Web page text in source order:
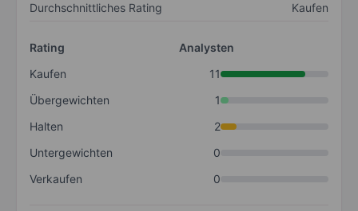
Durchschnittliches Rating Kaufen
Rating
Analysten
Kaufen
11
Übergewichten
1
Halten
2
Untergewichten
0
Verkaufen
0